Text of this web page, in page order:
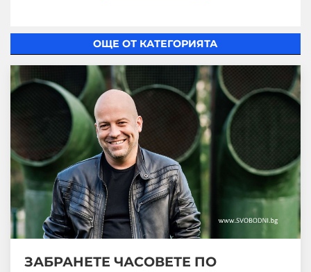
ОЩЕ ОТ КАТЕГОРИЯТА
ЗАБРАНЕТЕ ЧАСОВЕТЕ ПО